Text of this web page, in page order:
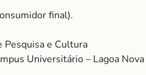
final).
Pesquisa e Cultura
Universitário – Lagoa